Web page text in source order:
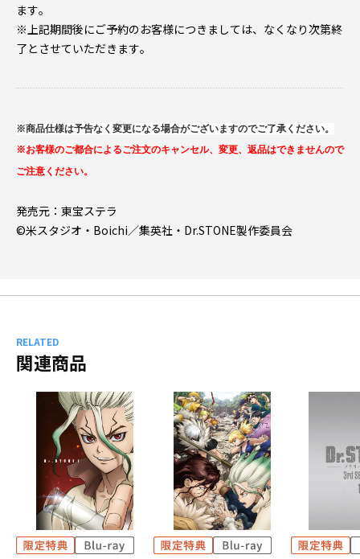
ます｡
※上記期間後にご予約のお客様につきましては、なくなり次第終
了とさせていただきます｡
※商品仕様は予告なく変更になる場合がございますのでご了承ください。
※お客様のご都合によるご注文のキャンセル、変更、返品はできませんので
ご注意ください。
発売元：東宝ステラ
©米スタジオ・Boichi／集英社・Dr.STONE製作委員会
RELATED
関連商品